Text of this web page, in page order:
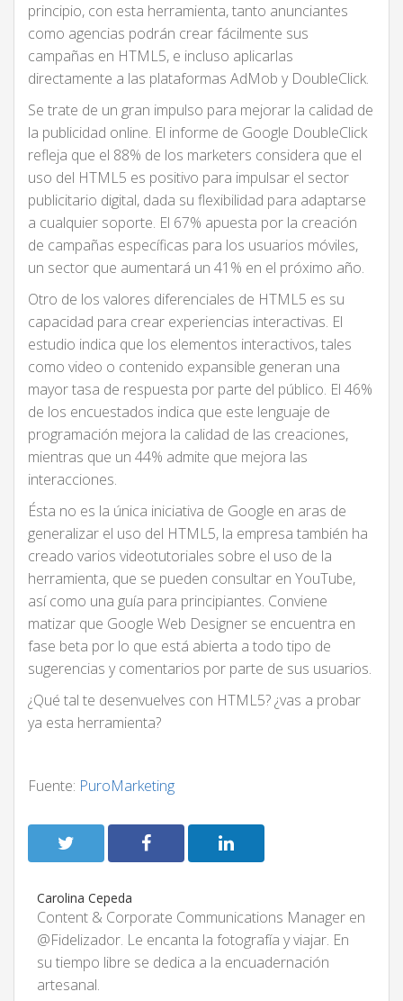
principio, con esta herramienta, tanto anunciantes
como agencias podrán crear fácilmente sus
campañas en HTML5, e incluso aplicarlas
directamente a las plataformas AdMob y DoubleClick.
Se trate de un gran impulso para mejorar la calidad de
la publicidad online. El informe de Google DoubleClick
refleja que el 88% de los marketers considera que el
uso del HTML5 es positivo para impulsar el sector
publicitario digital, dada su flexibilidad para adaptarse
a cualquier soporte. El 67% apuesta por la creación
de campañas específicas para los usuarios móviles,
un sector que aumentará un 41% en el próximo año.
Otro de los valores diferenciales de HTML5 es su
capacidad para crear experiencias interactivas. El
estudio indica que los elementos interactivos, tales
como video o contenido expansible generan una
mayor tasa de respuesta por parte del público. El 46%
de los encuestados indica que este lenguaje de
programación mejora la calidad de las creaciones,
mientras que un 44% admite que mejora las
interacciones.
Ésta no es la única iniciativa de Google en aras de
generalizar el uso del HTML5, la empresa también ha
creado varios videotutoriales sobre el uso de la
herramienta, que se pueden consultar en YouTube,
así como una guía para principiantes. Conviene
matizar que Google Web Designer se encuentra en
fase beta por lo que está abierta a todo tipo de
sugerencias y comentarios por parte de sus usuarios.
¿Qué tal te desenvuelves con HTML5? ¿vas a probar
ya esta herramienta?
Fuente: PuroMarketing
Carolina Cepeda
Content & Corporate Communications Manager en
@Fidelizador. Le encanta la fotografía y viajar. En
su tiempo libre se dedica a la encuadernación
artesanal.